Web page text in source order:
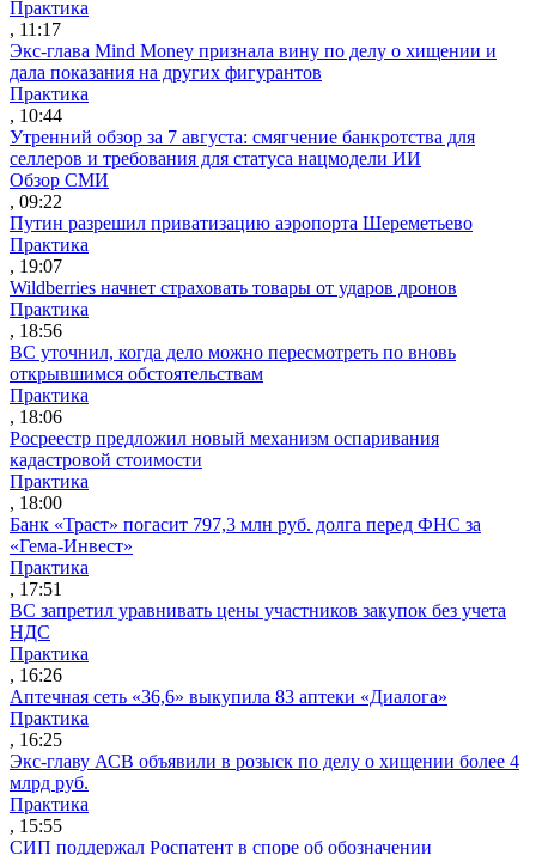
Практика
, 11:17
Экс-глава Mind Money признала вину по делу о хищении и
дала показания на других фигурантов
Практика
, 10:44
Утренний обзор за 7 августа: смягчение банкротства для
селлеров и требования для статуса нацмодели ИИ
Обзор СМИ
, 09:22
Путин разрешил приватизацию аэропорта Шереметьево
Практика
, 19:07
Wildberries начнет страховать товары от ударов дронов
Практика
, 18:56
ВС уточнил, когда дело можно пересмотреть по вновь
открывшимся обстоятельствам
Практика
, 18:06
Росреестр предложил новый механизм оспаривания
кадастровой стоимости
Практика
, 18:00
Банк «Траст» погасит 797,3 млн руб. долга перед ФНС за
«Гема-Инвест»
Практика
, 17:51
ВС запретил уравнивать цены участников закупок без учета
НДС
Практика
, 16:26
Аптечная сеть «36,6» выкупила 83 аптеки «Диалога»
Практика
, 16:25
Экс-главу АСВ объявили в розыск по делу о хищении более 4
млрд руб.
Практика
, 15:55
СИП поддержал Роспатент в споре об обозначении